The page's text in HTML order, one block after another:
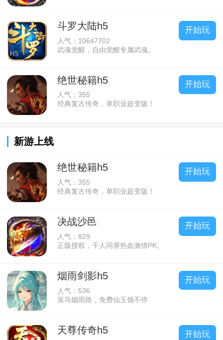
斗罗大陆h5
人气：10647702
武魂觉醒，自由觉醒专属武魂。
开始玩
绝世秘籍h5
人气：355
经典复古传奇，单职业超变版！
开始玩
新游上线
绝世秘籍h5
人气：355
经典复古传奇，单职业超变版！
开始玩
决战沙邑
人气：829
正版授权，千人同屏热血激情PK。
开始玩
烟雨剑影h5
人气：536
策马烟雨路，免费仙玉领不停
开始玩
天尊传奇h5 开始玩